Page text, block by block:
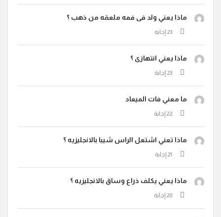
ماذا يعني ولد فى فمه ملعقه من ذهب ؟
ماذا يعني انتهازى ؟
ما معني فات الميعاد
ماذا تعني اشتعل الراس شيبا بالانجليزيه ؟
ماذا يعني يكلف ذراع وساق بالانجليزيه ؟